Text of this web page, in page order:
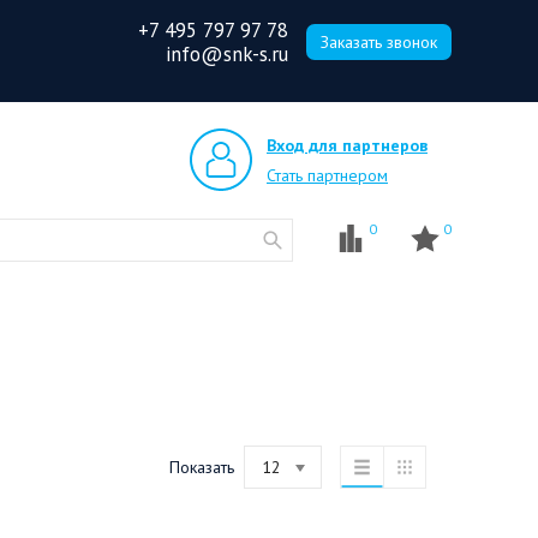
+7 495 797 97 78
info@snk-s.ru
Заказать звонок
Вход для партнеров
Стать партнером
0 0
Показать 12